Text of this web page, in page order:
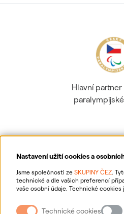
Nastavení užití cookies a
Jsme společnosti ze SKUPINY ČEZ.
technické a dle vašich preferencí
vaše osobní údaje. Technické
webové stránky vašim preferencím, k
Technické cookies
Hlavní
Ochrana
Informace